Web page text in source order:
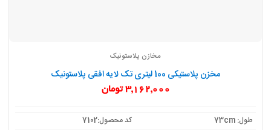
مخازن پلاستونیک
مخزن پلاستیکی 100 لیتری تک لایه افقی پلاستونیک
3,162,000 تومان
طول: 73cm
کد محصول:7102